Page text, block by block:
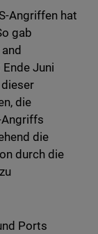
Angriffen hat
gab
Juni
die
Angriffs
die
durch die
Ports